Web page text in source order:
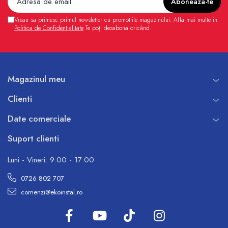
Vreau sa primesc primul newsletter cu promotiile magazinului. Afla mai multe in
Politica de Confidentialitate Te poți dezabona oricând.
Magazinul meu
Clienti
Date comerciale
Suport clienti
Luni - Vineri: 9:00 - 17:00
0726 802 707
comenzi@ekoinstal.ro